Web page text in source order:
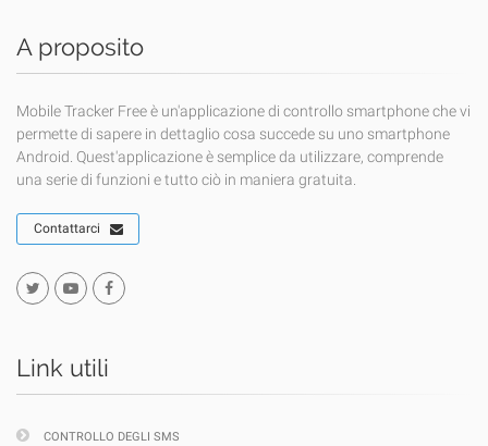
A proposito
Mobile Tracker Free è un'applicazione di controllo smartphone che vi
permette di sapere in dettaglio cosa succede su uno smartphone
Android. Quest'applicazione è semplice da utilizzare, comprende
una serie di funzioni e tutto ciò in maniera gratuita.
Contattarci
Link utili
CONTROLLO DEGLI SMS